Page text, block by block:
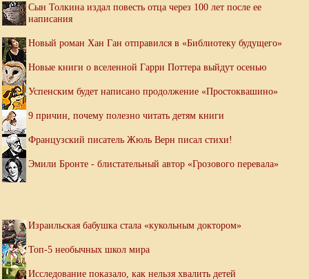
Сын Толкина издал повесть отца через 100 лет после ее
написания
Новый роман Хан Ган отправился в «Библиотеку будущего»
Новые книги о вселенной Гарри Поттера выйдут осенью
Успенским будет написано продолжение «Простоквашино»
9 причин, почему полезно читать детям книги
Французский писатель Жюль Верн писал стихи!
Эмили Бронте - блистательный автор «Грозового перевала»
Израильская бабушка стала «кукольным доктором»
Топ-5 необычных школ мира
Исследование показало, как нельзя хвалить детей